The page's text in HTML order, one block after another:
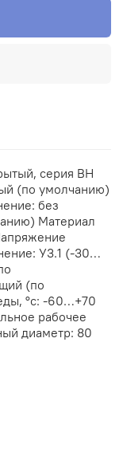
серия ВН
(по умолчанию)
без
Материал
У3.1 (-30…
(по
°с: -60…+70
рабочее
диаметр: 80